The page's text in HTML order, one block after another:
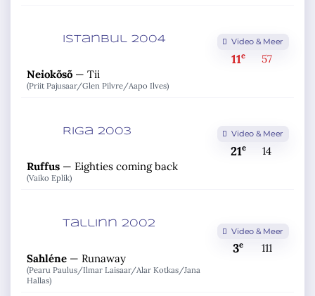
Istanbul 2004
Neiokõsõ— Tii
(Priit Pajusaar/Glen Pilvre/Aapo Ilves)
Video & Meer
11e 57
Riga 2003
Ruffus— Eighties coming back
(Vaiko Eplik)
Video & Meer
21e 14
Tallinn 2002
Sahléne— Runaway
(Pearu Paulus/Ilmar Laisaar/Alar Kotkas/Jana
Hallas)
Video & Meer
3e 111